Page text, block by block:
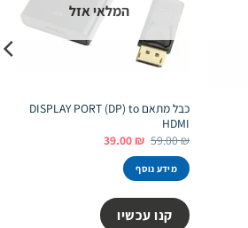
המלאי אזל
כבל מתאם DISPLAY PORT (DP) to
HDMI
59.00₪ המחיר
היה:
59.00 ₪.
39.00₪ המחיר
מידע נוסף
קנו עכשיו